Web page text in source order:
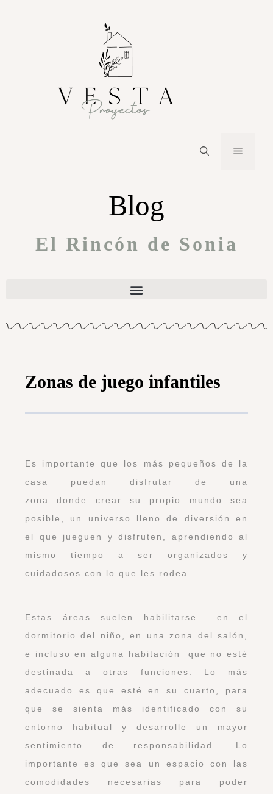
Blog
El Rincón de Sonia
Zonas de juego infantiles
Es importante que los más pequeños de la
casa puedan disfrutar de una
zona donde crear su propio mundo sea
posible, un universo lleno de diversión en
el que jueguen y disfruten, aprendiendo al
mismo tiempo a ser organizados y
cuidadosos con lo que les rodea.
Estas áreas suelen habilitarse en el
dormitorio del niño, en una zona del salón,
e incluso en alguna habitación que no esté
destinada a otras funciones. Lo más
adecuado es que esté en su cuarto, para
que se sienta más identificado con su
entorno habitual y desarrolle un mayor
sentimiento de responsabilidad. Lo
importante es que sea un espacio con las
comodidades necesarias para poder